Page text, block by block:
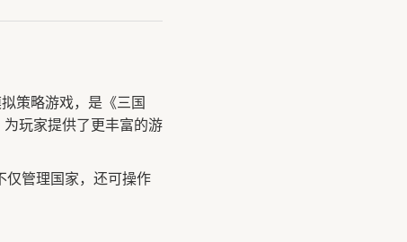
策略游戏，是《三国
玩家提供了更丰富的游
仅管理国家，还可操作